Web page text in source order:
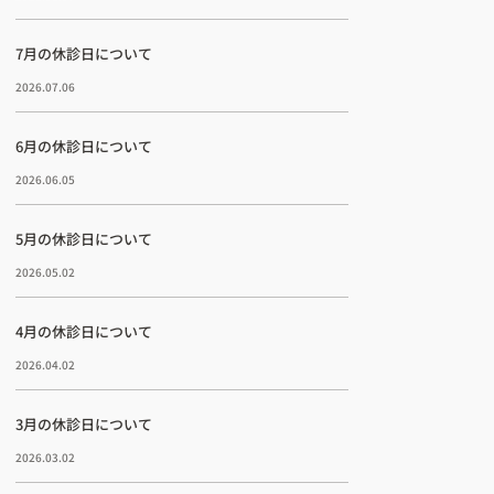
話予約はこちら
7月の休診日について
2026.07.06
6月の休診日について
2026.06.05
5月の休診日について
2026.05.02
4月の休診日について
2026.04.02
3月の休診日について
2026.03.02